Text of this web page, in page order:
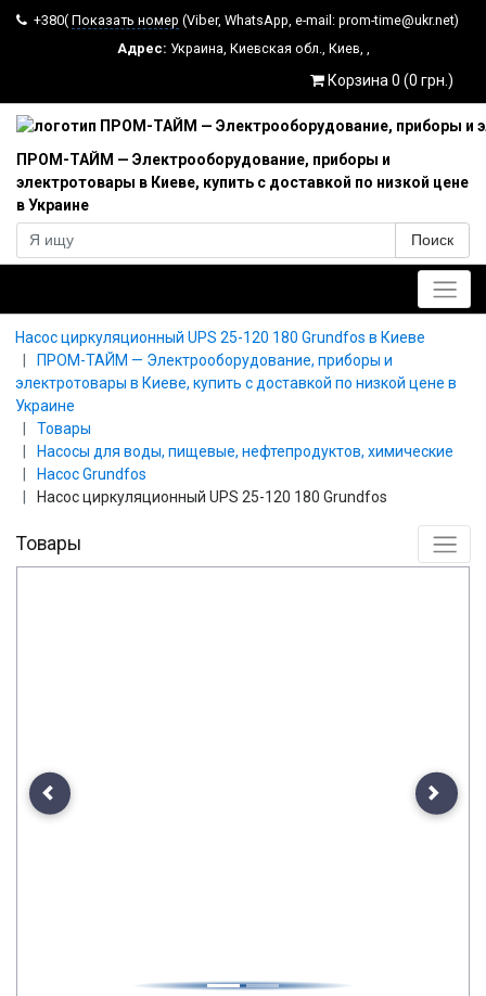
+380( Показать номер (Viber, WhatsApp, e-mail: prom-time@ukr.net)
Адрес: Украина, Киевская обл., Киев, ,
Корзина 0 (0 грн.)
ПРОМ-ТАЙМ — Электрооборудование, приборы и
электротовары в Киеве, купить с доставкой по низкой цене
в Украине
Поиск
Насос циркуляционный UPS 25-120 180 Grundfos в Киеве
ПРОМ-ТАЙМ — Электрооборудование, приборы и
электротовары в Киеве, купить с доставкой по низкой цене в
Украине
Товары
Насосы для воды, пищевые, нефтепродуктов, химические
Насос Grundfos
Насос циркуляционный UPS 25-120 180 Grundfos
Товары
Previous Next